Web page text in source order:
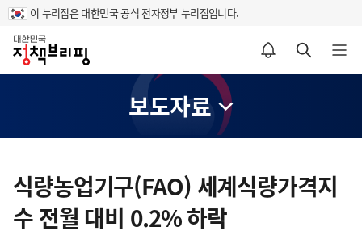
이 누리집은 대한민국 공식 전자정부 누리집입니다.
홈
알림설정 바로가기 검색 바로가기 메뉴 열기
보도자료
츠
영
식량농업기구(FAO) 세계식량가격지
수 전월 대비 0.2% 하락